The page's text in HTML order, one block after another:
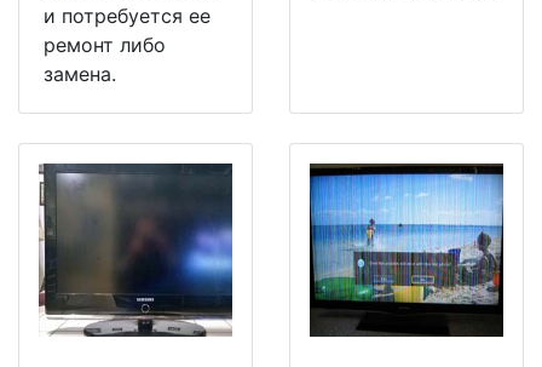
и потребуется ее
ремонт либо
замена.